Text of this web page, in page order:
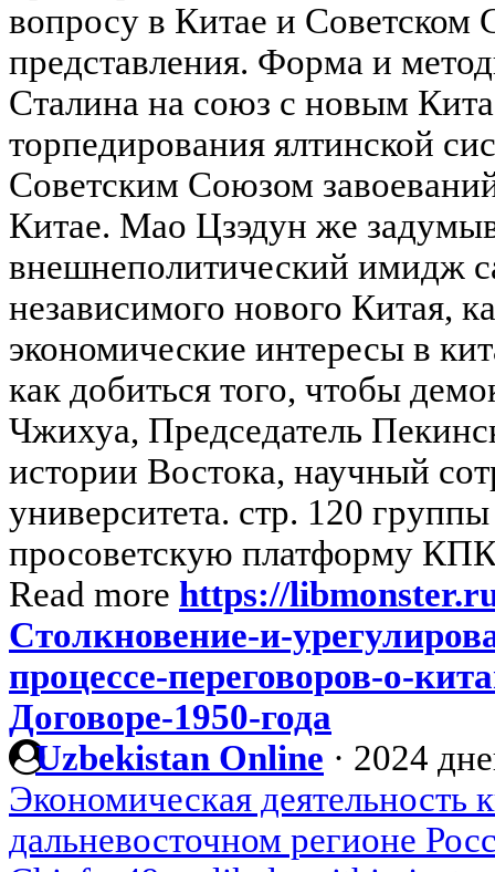
вопросу в Китае и Советском
представления. Форма и
Сталина на союз с новым
торпедирования ялтинской
Советским Союзом
Китае. Мао Цзэдун же
внешнеполитический имидж
независимого нового Китая,
экономические интересы в
как добиться того, чтобы
Чжихуа, Председатель
истории Востока, научный
университета. стр. 120
просоветскую платформу
Read more https://
Столкновение-и-
процессе-переговоров-о-
Договоре-1950-года
Uzbekistan Online · 2024
Экономическая деятельность
дальневосточном регионе